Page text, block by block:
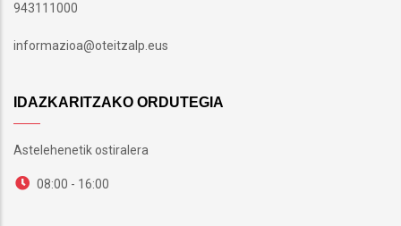
943111000
informazioa@oteitzalp.eus
IDAZKARITZAKO ORDUTEGIA
Astelehenetik ostiralera
08:00 - 16:00